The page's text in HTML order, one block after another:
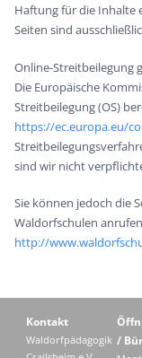
Haftung für die Inhalte
Seiten sind
Online-Streitbeilegung
Die Europäische
Streitbeilegung (OS)
https://ec.europa.eu/
sind wir nicht
Sie können jedoch die
Waldorfschulen
http://
Kontakt
Waldorfpädagogik /